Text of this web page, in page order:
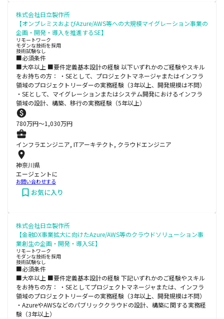
株式会社日立製作所
【オンプレミスおよびAzure/AWS等への大規模マイグレーション事業の
企画・開発・導入を推進するSE】
リモートワーク
モダンな技術を採用
技術試験なし
■必須条件
■大卒以上 ■要件定義基本設計の経験 以下いずれかのご経験やスキル
をお持ちの方： ・SEとして、プロジェクトマネージャまたはインフラ
領域のプロジェクトリーダーの実務経験（3年以上、開発規模は不問）
・SEとして、マイグレーションまたはシステム開発におけるインフラ
領域の設計、構築、移行の実務経験（5年以上）
780万円〜1,030万円
インフラエンジニア, ITアーキテクト, クラウドエンジニア
神奈川県
エージェントに
お問い合わせする
お気に入り
株式会社日立製作所
【金融DX事業拡大に向けたAzure/AWS等のクラウドソリューション事
業創生の企画・開発・導入SE】
リモートワーク
モダンな技術を採用
技術試験なし
■必須条件
■大卒以上 ■要件定義基本設計の経験 下記いずれかのご経験やスキル
をお持ちの方： ・SEとしてプロジェクトマネージャまたは、インフラ
領域のプロジェクトリーダーの実務経験（3年以上、開発規模は不問）
・AzureやAWSなどのパブリッククラウドの設計、構築に関する実務経
験（3年以上）